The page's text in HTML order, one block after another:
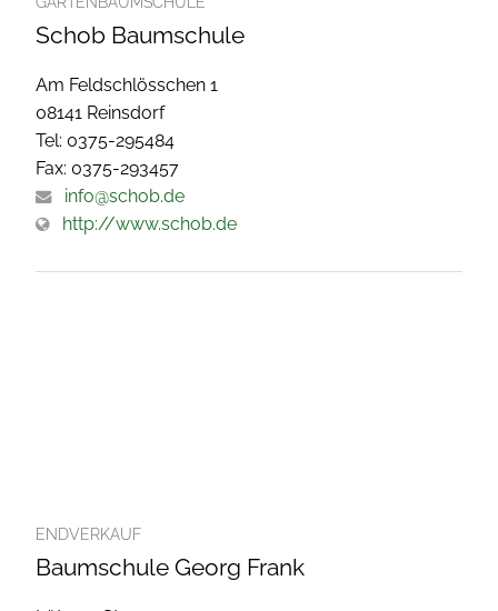
Schob Baumschule
Am Feldschlösschen 1
08141 Reinsdorf
Tel: 0375-295484
Fax: 0375-293457
info@schob.de
http://www.schob.de
ENDVERKAUF
Baumschule Georg Frank